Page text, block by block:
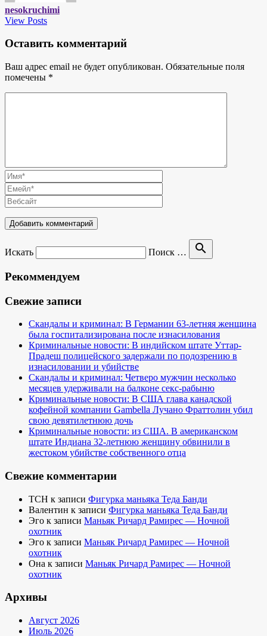
nesokruchimi
View Posts
Оставить комментарий
Ваш адрес email не будет опубликован. Обязательные поля
помечены *
Искать Поиск … search
Рекоммендуем
Свежие записи
Скандалы и криминал: В Германии 63-летняя женщина
была госпитализирована после изнасилования
Криминальные новости: В индийском штате Уттар-
Прадеш полицейского задержали по подозрению в
изнасиловании и убийстве
Скандалы и криминал: Четверо мужчин несколько
месяцев удерживали на балконе секс-рабыню
Криминальные новости: В США глава канадской
кофейной компании Gambella Лучано Фраттолин убил
свою девятилетнюю дочь
Криминальные новости: из США. В американском
штате Индиана 32-летнюю женщину обвинили в
жестоком убийстве собственного отца
Свежие комментарии
TCH к записи Фигурка маньяка Теда Банди
Валентин к записи Фигурка маньяка Теда Банди
Эго к записи Маньяк Ричард Рамирес — Ночной
охотник
Эго к записи Маньяк Ричард Рамирес — Ночной
охотник
Она к записи Маньяк Ричард Рамирес — Ночной
охотник
Архивы
Август 2026
Июль 2026